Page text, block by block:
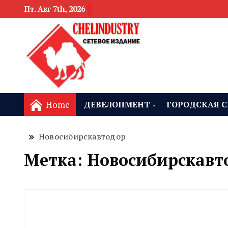
Пт. Авг 7th, 2026
Home ДЕВЕЛОПМЕНТ ГОРОДСКАЯ
Новосибирскавтодор
Метка: